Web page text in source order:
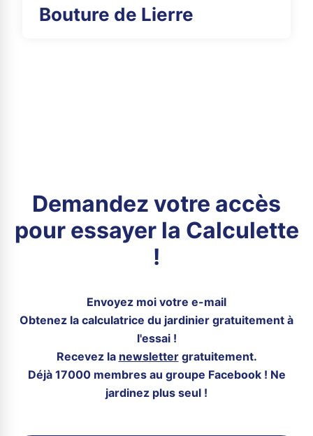
Bouture de Lierre
Demandez votre accès
pour essayer la Calculette
!
Envoyez moi votre e-mail
Obtenez la calculatrice du jardinier gratuitement à
l'essai !
Recevez la newslettergratuitement.
Déjà 17000 membres au groupe Facebook ! Ne
jardinez plus seul !